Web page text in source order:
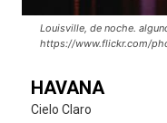
Louisville, de noche.
https://www.flickr.com/
HAVANA
Cielo Claro